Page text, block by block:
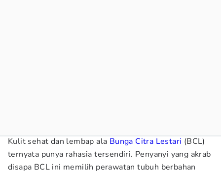
Kulit sehat dan lembap ala Bunga Citra Lestari (BCL)
ternyata punya rahasia tersendiri. Penyanyi yang akrab
disapa BCL ini memilih perawatan tubuh berbahan